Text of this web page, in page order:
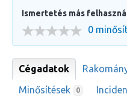
Ismertetés más
0
Cégadatok
Minősítések 0